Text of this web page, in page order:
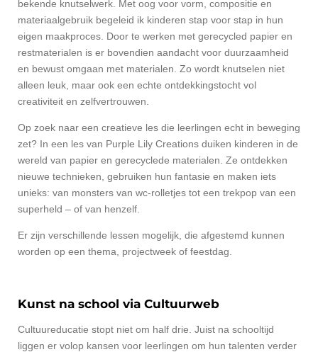
bekende knutselwerk. Met oog voor vorm, compositie en
materiaalgebruik begeleid ik kinderen stap voor stap in hun
eigen maakproces. Door te werken met gerecycled papier en
restmaterialen is er bovendien aandacht voor duurzaamheid
en bewust omgaan met materialen. Zo wordt knutselen niet
alleen leuk, maar ook een echte ontdekkingstocht vol
creativiteit en zelfvertrouwen.
Op zoek naar een creatieve les die leerlingen echt in beweging
zet? In een les van Purple Lily Creations duiken kinderen in de
wereld van papier en gerecyclede materialen. Ze ontdekken
nieuwe technieken, gebruiken hun fantasie en maken iets
unieks: van monsters van wc-rolletjes tot een trekpop van een
superheld – of van henzelf.
Er zijn verschillende lessen mogelijk, die afgestemd kunnen
worden op een thema, projectweek of feestdag.
Kunst na school via Cultuurweb
Cultuureducatie stopt niet om half drie. Juist na schooltijd
liggen er volop kansen voor leerlingen om hun talenten verder